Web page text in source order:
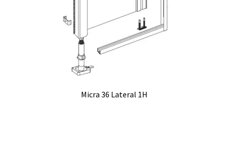
Micra 36 Lateral 1H